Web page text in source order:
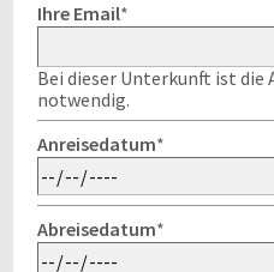
Ihre Email*
Bei dieser Unterkunft ist die
notwendig.
Anreisedatum*
Abreisedatum*